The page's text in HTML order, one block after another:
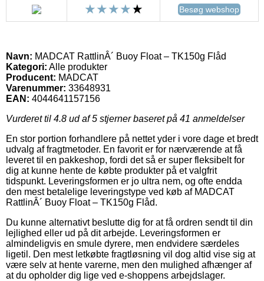
Besøg webshop
Navn: MADCAT RattlinÂ´ Buoy Float – TK150g Flåd
Kategori: Alle produkter
Producent: MADCAT
Varenummer: 33648931
EAN: 4044641157156
Vurderet til 4.8 ud af 5 stjerner baseret på 41 anmeldelser
En stor portion forhandlere på nettet yder i vore dage et bredt
udvalg af fragtmetoder. En favorit er for nærværende at få
leveret til en pakkeshop, fordi det så er super fleksibelt for
dig at kunne hente de købte produkter på et valgfrit
tidspunkt. Leveringsformen er jo ultra nem, og ofte endda
den mest betalelige leveringstype ved køb af MADCAT
RattlinÂ´ Buoy Float – TK150g Flåd.
Du kunne alternativt beslutte dig for at få ordren sendt til din
lejlighed eller ud på dit arbejde. Leveringsformen er
almindeligvis en smule dyrere, men endvidere særdeles
ligetil. Den mest letkøbte fragtløsning vil dog altid vise sig at
være selv at hente varerne, men den mulighed afhænger af
at du opholder dig lige ved e-shoppens arbejdslager.